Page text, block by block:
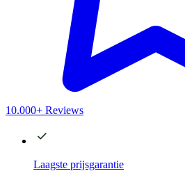
10.000+ Reviews
Laagste prijsgarantie